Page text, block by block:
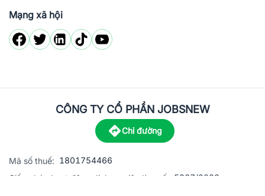
Mạng xã hội
CÔNG TY CỔ PHẦN JOBSNEW
Chỉ đường
Mã số thuế: 1801754466
Giấy phép hoạt động dịch vụ việc làm số:
5867/2023